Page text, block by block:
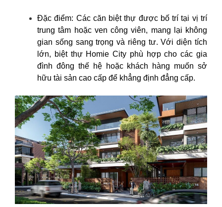
Đặc điểm: Các căn biệt thự được bố trí tại vị trí
trung tâm hoặc ven công viên, mang lại không
gian sống sang trọng và riêng tư. Với diện tích
lớn, biệt thự Homie City phù hợp cho các gia
đình đông thế hệ hoặc khách hàng muốn sở
hữu tài sản cao cấp để khẳng định đẳng cấp.